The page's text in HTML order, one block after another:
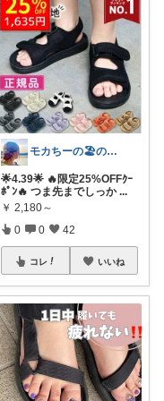
モカちーの🏖️のんびりライフ🐈✨
🌟4.39🌟 🔥限定25%OFFｸｰ
ﾎﾟﾝ🔥 つま先までしっか ...
￥ 2,180～
0 0 42
コレ いいね